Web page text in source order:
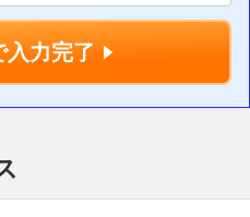
入力完了